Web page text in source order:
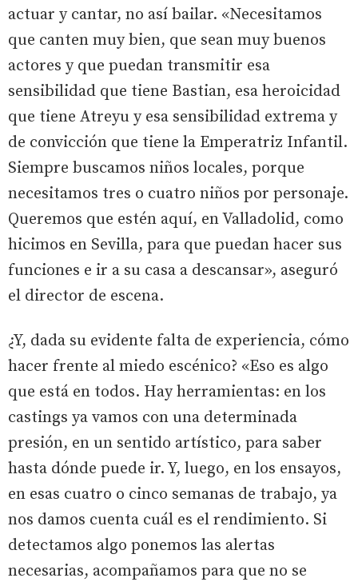
actuar y cantar, no así bailar. «Necesitamos
que canten muy bien, que sean muy buenos
actores y que puedan transmitir esa
sensibilidad que tiene Bastian, esa heroicidad
que tiene Atreyu y esa sensibilidad extrema y
de convicción que tiene la Emperatriz Infantil.
Siempre buscamos niños locales, porque
necesitamos tres o cuatro niños por personaje.
Queremos que estén aquí, en Valladolid, como
hicimos en Sevilla, para que puedan hacer sus
funciones e ir a su casa a descansar», aseguró
el director de escena.
¿Y, dada su evidente falta de experiencia, cómo
hacer frente al miedo escénico? «Eso es algo
que está en todos. Hay herramientas: en los
castings ya vamos con una determinada
presión, en un sentido artístico, para saber
hasta dónde puede ir. Y, luego, en los ensayos,
en esas cuatro o cinco semanas de trabajo, ya
nos damos cuenta cuál es el rendimiento. Si
detectamos algo ponemos las alertas
necesarias, acompañamos para que no se